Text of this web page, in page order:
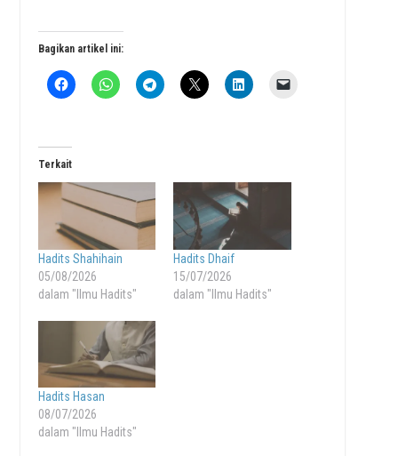
Bagikan artikel ini:
Terkait
Hadits Shahihain
05/08/2026
dalam "Ilmu Hadits"
Hadits Dhaif
15/07/2026
dalam "Ilmu Hadits"
Hadits Hasan
08/07/2026
dalam "Ilmu Hadits"